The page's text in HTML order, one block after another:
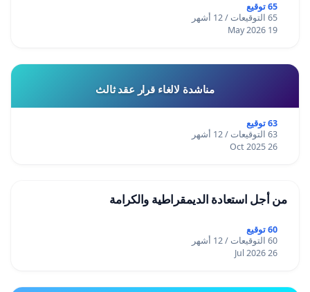
65 توقيع
65 التوقيعات / 12 أشهر
19 May 2026
مناشدة لالغاء قرار عقد ثالث
63 توقيع
63 التوقيعات / 12 أشهر
26 Oct 2025
من أجل استعادة الديمقراطية والكرامة
60 توقيع
60 التوقيعات / 12 أشهر
26 Jul 2026